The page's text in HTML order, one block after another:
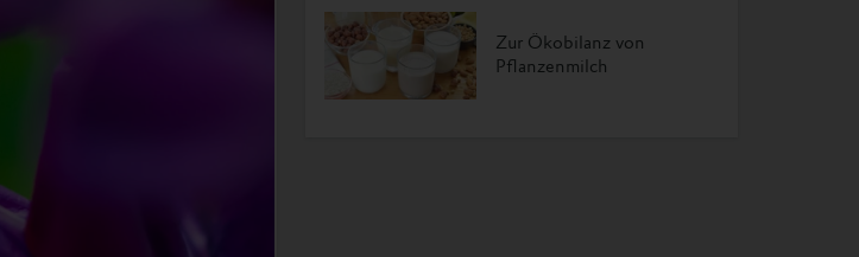
Zur Ökobilanz von
Pflanzenmilch